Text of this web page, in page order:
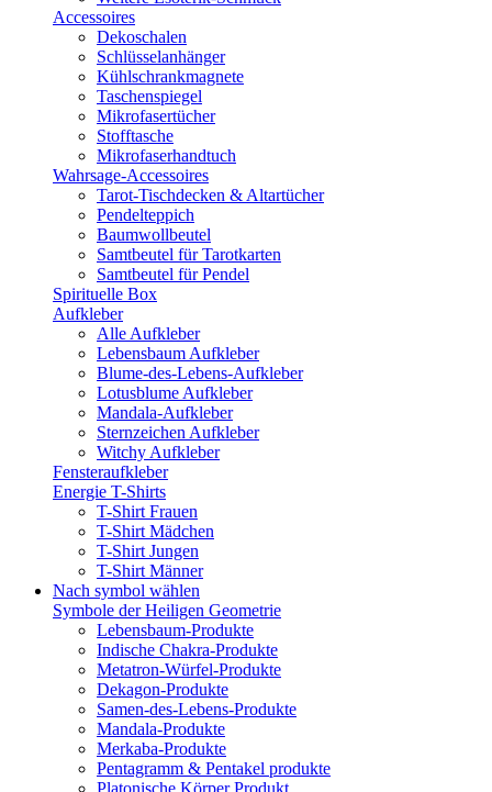
Accessoires
Dekoschalen
Schlüsselanhänger
Kühlschrankmagnete
Taschenspiegel
Mikrofasertücher
Stofftasche
Mikrofaserhandtuch
Wahrsage-Accessoires
Tarot-Tischdecken & Altartücher
Pendelteppich
Baumwollbeutel
Samtbeutel für Tarotkarten
Samtbeutel für Pendel
Spirituelle Box
Aufkleber
Alle Aufkleber
Lebensbaum Aufkleber
Blume-des-Lebens-Aufkleber
Lotusblume Aufkleber
Mandala-Aufkleber
Sternzeichen Aufkleber
Witchy Aufkleber
Fensteraufkleber
Energie T-Shirts
T-Shirt Frauen
T-Shirt Mädchen
T-Shirt Jungen
T-Shirt Männer
Nach symbol wählen
Symbole der Heiligen Geometrie
Lebensbaum-Produkte
Indische Chakra-Produkte
Metatron-Würfel-Produkte
Dekagon-Produkte
Samen-des-Lebens-Produkte
Mandala-Produkte
Merkaba-Produkte
Pentagramm & Pentakel produkte
Platonische Körper Produkt